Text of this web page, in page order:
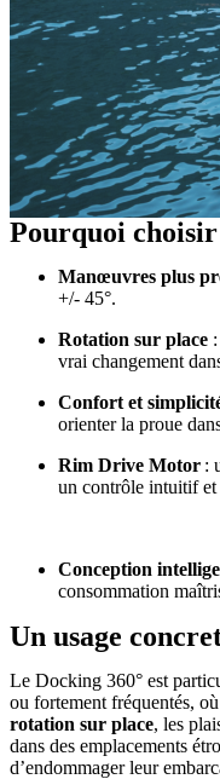
Pourquoi choisir
Manœuvres plus
+/- 45°.
Rotation sur place
vrai changement
Confort et
orienter la proue
Rim Drive Motor :
un contrôle intuitif et
Conception
consommation
Un usage
Le Docking 360° est
ou fortement fréquentés,
rotation sur place, les
dans des emplacements
d’endommager leur